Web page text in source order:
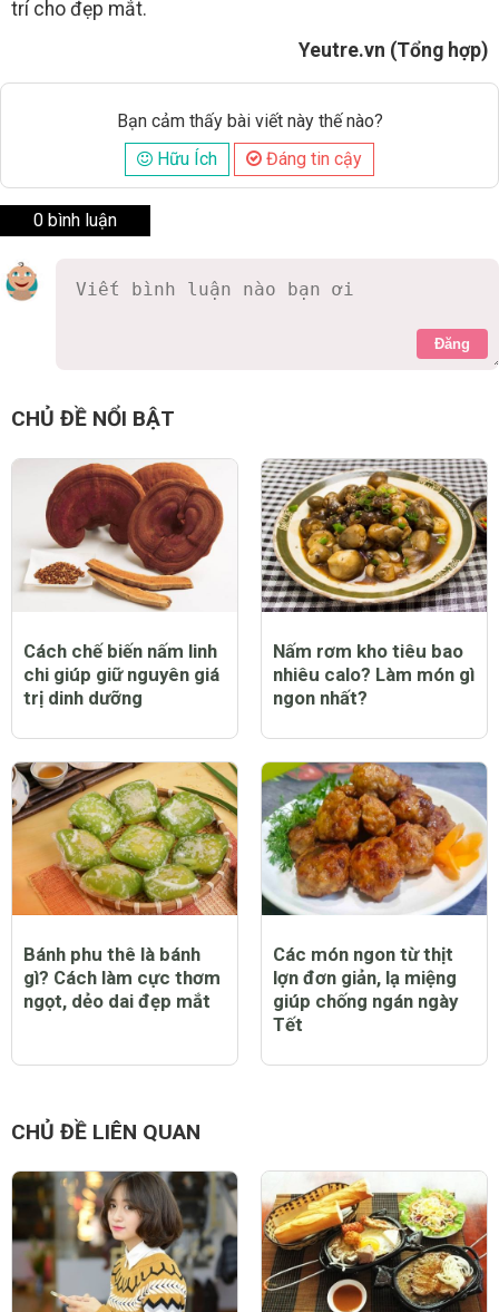
trí cho đẹp mắt.
Yeutre.vn (Tổng hợp)
Bạn cảm thấy bài viết này thế nào?
Hữu Ích
Đáng tin cậy
0 bình luận
Đăng
CHỦ ĐỀ NỔI BẬT
Cách chế biến nấm linh
chi giúp giữ nguyên giá
trị dinh dưỡng
Nấm rơm kho tiêu bao
nhiêu calo? Làm món gì
ngon nhất?
Bánh phu thê là bánh
gì? Cách làm cực thơm
ngọt, dẻo dai đẹp mắt
Các món ngon từ thịt
lợn đơn giản, lạ miệng
giúp chống ngán ngày
Tết
CHỦ ĐỀ LIÊN QUAN